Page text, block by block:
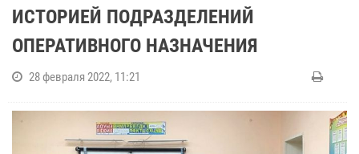
ИСТОРИЕЙ ПОДРАЗДЕЛЕНИЙ
ОПЕРАТИВНОГО НАЗНАЧЕНИЯ
28 февраля 2022, 11:21